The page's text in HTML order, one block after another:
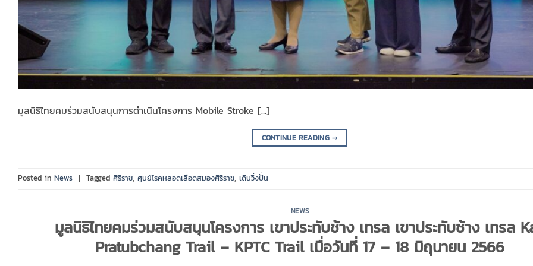
มูลนิธิไทยคมร่วมสนับสนุนการดำเนินโครงการ Mobile Stroke […]
CONTINUE READING→
Posted in News | Tagged ศิริราช, ศูนย์โรคหลอดเลือดสมองศิริราช, เดินวิ่งปั่น
NEWS
มูลนิธิไทยคมร่วมสนับสนุนโครงการ เขาประทับช้าง เทรล เขาประทับช้าง เทรล
Pratubchang Trail – KPTC Trail เมื่อวันที่ 17 – 18 มิถุนายน 2566